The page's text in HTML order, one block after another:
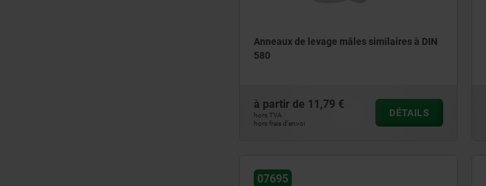
Anneaux de levage mâles similaires à DIN
580
à partir de 11,79 €
hors TVA
hors frais d’envoi
DÉTAILS
07695